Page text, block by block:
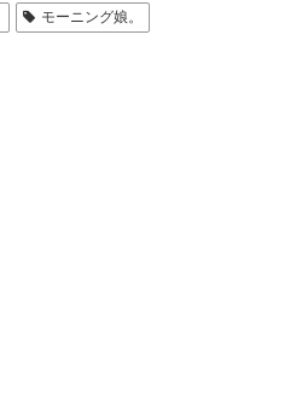
モーニング娘。